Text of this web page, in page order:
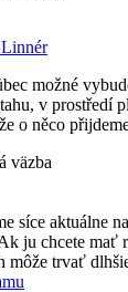
možné
v prostředí
o něco
väzba
síce aktuálne
ju chcete mať
môže trvať